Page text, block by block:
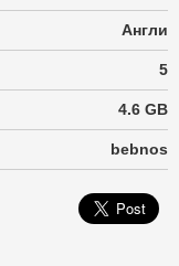
Англи
5
4.6 GB
bebnos